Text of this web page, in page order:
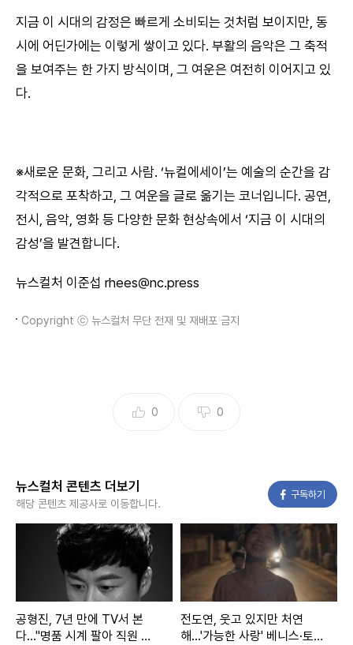
지금 이 시대의 감정은 빠르게 소비되는 것처럼 보이지만, 동
시에 어딘가에는 이렇게 쌓이고 있다. 부활의 음악은 그 축적
을 보여주는 한 가지 방식이며, 그 여운은 여전히 이어지고 있
다.
※새로운 문화, 그리고 사람. ‘뉴컬에세이’는 예술의 순간을 감
각적으로 포착하고, 그 여운을 글로 옮기는 코너입니다. 공연,
전시, 음악, 영화 등 다양한 문화 현상속에서 ‘지금 이 시대의
감성’을 발견합니다.
뉴스컬처 이준섭 rhees@nc.press
Copyright ⓒ 뉴스컬처 무단 전재 및 재배포 금지
0 0
뉴스컬처 콘텐츠 더보기
해당 콘텐츠 제공사로 이동합니다.
구독하기
공형진, 7년 만에 TV서 본
다..."명품 시계 팔아 직원 월
전도연, 웃고 있지만 처연
해...'가능한 사랑' 베니스·토론